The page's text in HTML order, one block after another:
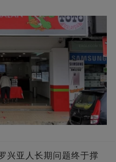
兴亚人长期问题终于撑